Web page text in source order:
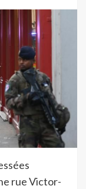
rue Victor-